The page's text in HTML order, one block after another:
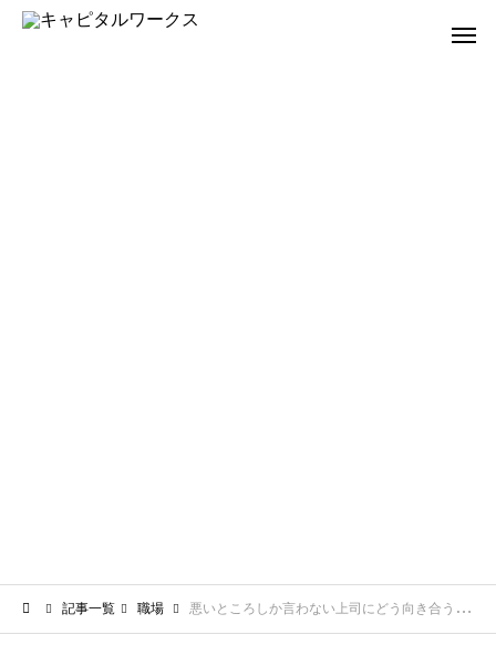
記事一覧 職場 悪いところしか言わない上司にどう向き合うか？自分を守る方法